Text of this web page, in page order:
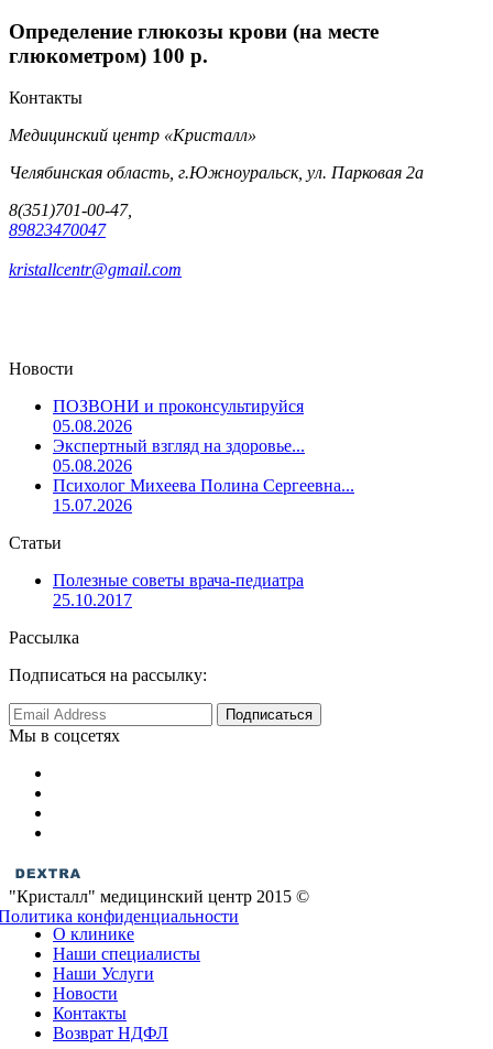
Определение глюкозы крови (на месте
глюкометром) 100 p.
Контакты
Медицинский центр «Кристалл»
Челябинская область, г.Южноуральск, ул. Парковая 2а
8(351)701-00-47,
89823470047
kristallcentr@gmail.com
Новости
ПОЗВОНИ и проконсультируйся
05.08.2026
Экспертный взгляд на здоровье...
05.08.2026
Психолог Михеева Полина Сергеевна...
15.07.2026
Статьи
Полезные советы врача-педиатра
25.10.2017
Рассылка
Подписаться на рассылку:
Мы в соцсетях
"Кристалл" медицинский центр 2015 ©
конфиденциальности
О клинике
Наши специалисты
Наши Услуги
Новости
Контакты
Возврат НДФЛ